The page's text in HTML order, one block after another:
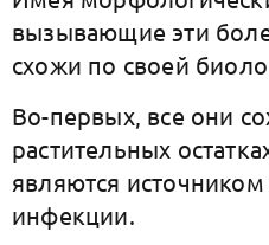
вызывающие эти
схожи по своей
Во-первых, все они
растительных
являются
инфекции.